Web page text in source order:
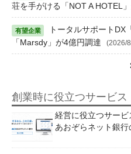
荘を手がける「NOT A HOTEL
トータルサポートDX
「Marsdy」が4億円調達
(2026/
創業時に役立つサービス
経営に役立つサー
あおぞらネット銀行